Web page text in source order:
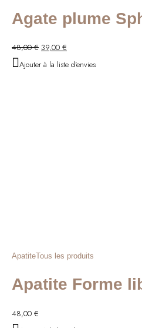
Agate plume
48,00€ Le
initial
39,00 €
actuel
Ajouter à la liste d'envies
ApatiteTous les produits
Apatite Forme
48,00 €